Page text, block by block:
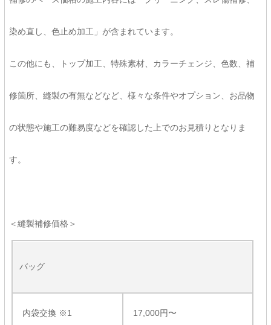
染め直し、色止め加工」が含まれています。
この他にも、トップ加工、特殊素材、カラーチェンジ、色数、補
修箇所、縫製の有無などなど、様々な条件やオプション、お品物
の状態や施工の難易度などを確認した上でのお見積りとなりま
す。
＜縫製補修価格＞
バッグ
内袋交換 ※1 17,000円〜